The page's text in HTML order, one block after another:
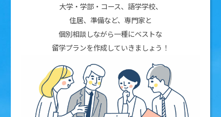
大学・学部・コース、語学学校、
住居、準備など、専門家と
個別相談しながら一種にベストな
留学プランを作成していきましょう！